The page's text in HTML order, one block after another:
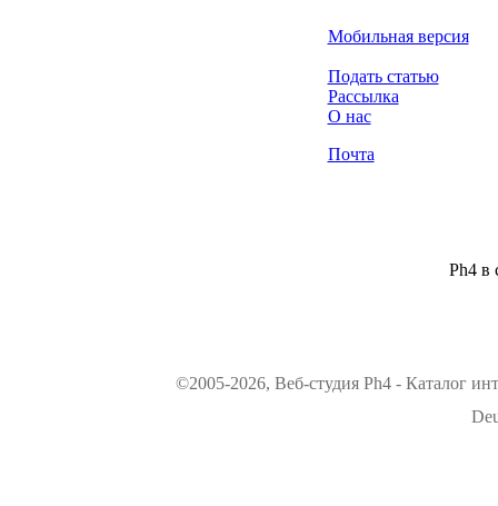
Мобильная версия
Подать статью
Рассылка
О нас
Почта
Ph4 в
©2005-2026, Веб-студия Ph4 - Каталог